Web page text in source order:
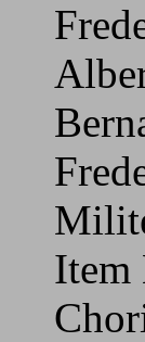
Item